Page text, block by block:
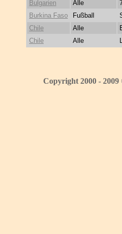
Bulgarien
Alle
Burkina Faso
Fußball
Chile
Alle
Chile
Alle
Copyright 2000 -